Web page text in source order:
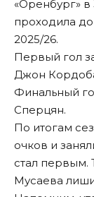
«Оренбург»
проходила
2025/26.
Первый гол
Джон
Финальный
Сперцян.
По итогам
очков и
стал первым.
Мусаева